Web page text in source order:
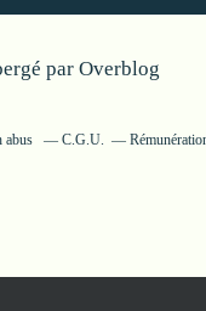
par Overblog
abus C.G.U.